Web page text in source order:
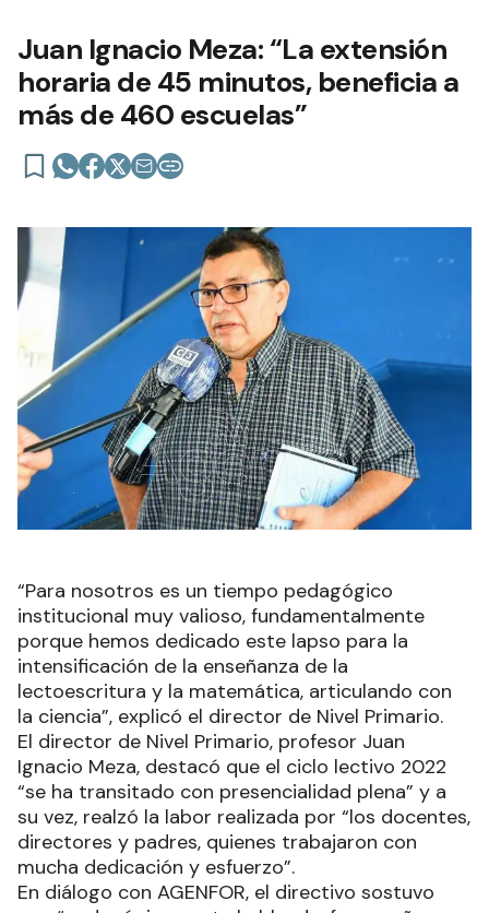
Juan Ignacio Meza: “La extensión
horaria de 45 minutos, beneficia a
más de 460 escuelas”
“Para nosotros es un tiempo pedagógico
institucional muy valioso, fundamentalmente
porque hemos dedicado este lapso para la
intensificación de la enseñanza de la
lectoescritura y la matemática, articulando con
la ciencia”, explicó el director de Nivel Primario.
El director de Nivel Primario, profesor Juan
Ignacio Meza, destacó que el ciclo lectivo 2022
“se ha transitado con presencialidad plena” y a
su vez, realzó la labor realizada por “los docentes,
directores y padres, quienes trabajaron con
mucha dedicación y esfuerzo”.
En diálogo con AGENFOR, el directivo sostuvo